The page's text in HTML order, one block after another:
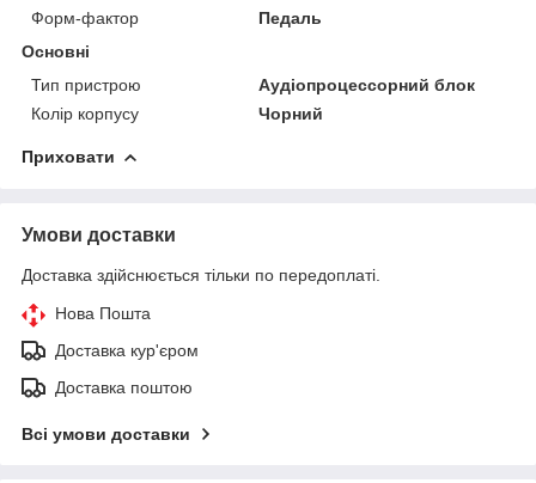
Форм-фактор
Педаль
Основні
Тип пристрою
Аудіопроцессорний блок
Колір корпусу
Чорний
Приховати
Умови доставки
Доставка здійснюється тільки по передоплаті.
Нова Пошта
Доставка кур'єром
Доставка поштою
Всі умови доставки